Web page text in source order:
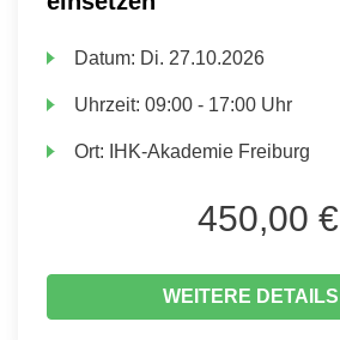
Datum: Di. 27.10.2026
Uhrzeit:09:00 - 17:00 Uhr
Ort: IHK-Akademie Freiburg
450,00 €
WEITERE DETAILS